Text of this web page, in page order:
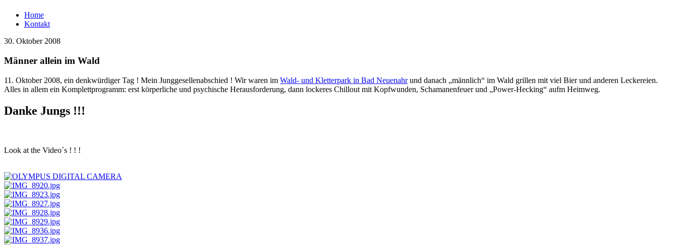
Home
Kontakt
30. Oktober 2008
Männer allein im Wald
11. Oktober 2008, ein denkwürdiger Tag ! Mein Junggesellenabschied ! Wir waren im Wald- und Kletterpark in Bad Neuenahrund danach „männlich“ im Wald grillen mit viel Bier und anderen Leckereien.
Alles in allem ein Komplettprogramm: erst körperliche und psychische Herausforderung, dann lockeres Chillout mit Kopfwunden, Schamanenfeuer und „Power-Hecking“ aufm Heimweg.
Danke Jungs !!!
Look at the Video´s ! ! !